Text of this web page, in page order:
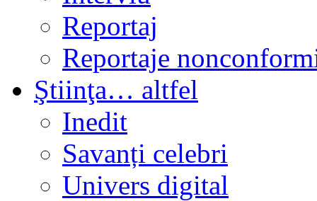
Reportaj
Reportaje
Ştiinţa… altfel
Inedit
Savanți celebri
Univers digital